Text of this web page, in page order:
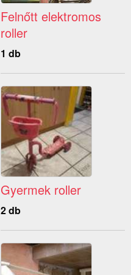
Felnőtt elektromos
roller
1 db
Gyermek roller
2 db